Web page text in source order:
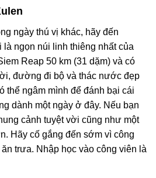
ngày thú vị khác, hãy đến
ngọn núi linh thiêng nhất của
Reap 50 km (31 dặm) và có
đường đi bộ và thác nước đẹp
thể ngâm mình để đánh bại cái
dành một ngày ở đây. Nếu bạn
cảnh tuyệt vời cũng như một
Hãy cố gắng đến sớm vì công
trưa. Nhập học vào công viên là